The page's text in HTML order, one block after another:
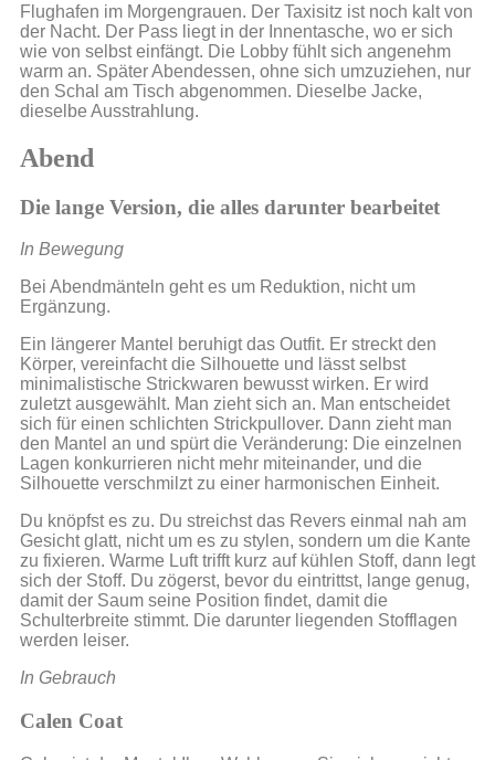
Flughafen im Morgengrauen. Der Taxisitz ist noch kalt von
der Nacht. Der Pass liegt in der Innentasche, wo er sich
wie von selbst einfängt. Die Lobby fühlt sich angenehm
warm an. Später Abendessen, ohne sich umzuziehen, nur
den Schal am Tisch abgenommen. Dieselbe Jacke,
dieselbe Ausstrahlung.
Abend
Die lange Version, die alles darunter bearbeitet
In Bewegung
Bei Abendmänteln geht es um Reduktion, nicht um
Ergänzung.
Ein längerer Mantel beruhigt das Outfit. Er streckt den
Körper, vereinfacht die Silhouette und lässt selbst
minimalistische Strickwaren bewusst wirken. Er wird
zuletzt ausgewählt. Man zieht sich an. Man entscheidet
sich für einen schlichten Strickpullover. Dann zieht man
den Mantel an und spürt die Veränderung: Die einzelnen
Lagen konkurrieren nicht mehr miteinander, und die
Silhouette verschmilzt zu einer harmonischen Einheit.
Du knöpfst es zu. Du streichst das Revers einmal nah am
Gesicht glatt, nicht um es zu stylen, sondern um die Kante
zu fixieren. Warme Luft trifft kurz auf kühlen Stoff, dann legt
sich der Stoff. Du zögerst, bevor du eintrittst, lange genug,
damit der Saum seine Position findet, damit die
Schulterbreite stimmt. Die darunter liegenden Stofflagen
werden leiser.
In Gebrauch
Calen Coat